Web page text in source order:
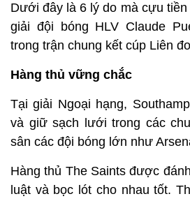
Dưới đây là 6 lý do mà cựu
giải đội bóng HLV Claude
trong trận chung kết cúp Liên
Hàng thủ vững chắc
Tại giải Ngoại hạng,
và giữ sạch lưới trong các
sân các đội bóng lớn như
Hàng thủ The Saints được
luật và bọc lót cho nhau tốt.